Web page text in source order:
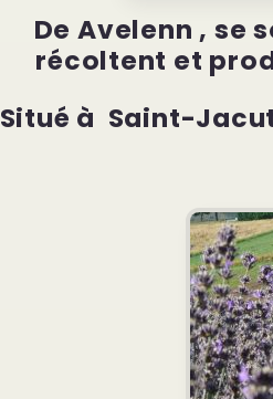
De Avelenn , se
récoltent et
Situé à Saint-